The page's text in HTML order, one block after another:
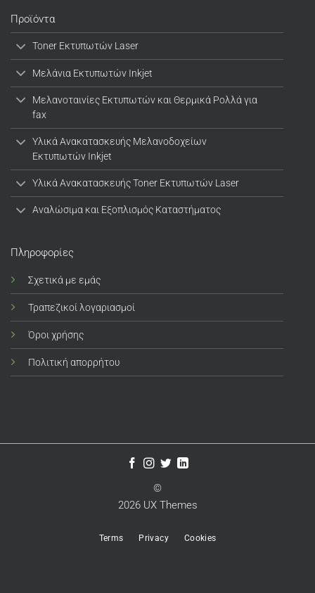
Προϊόντα
Toner Εκτυπωτών Laser
Μελάνια Εκτυπωτών Inkjet
Μελανοταινίες Εκτυπωτών και Θερμικά Ρολλά για
fax
Υλικά Ανακατασκευής Μελανοδοχείων
Εκτυπωτών Inkjet
Υλικά Ανακατασκευής Toner Εκτυπωτών Laser
Αναλώσιμα και Εξοπλισμός Καταστήματος
Πληροφορίες
Σχετικά με εμάς
Τραπεζικοί λογαριασμοί
Όροι χρήσης
Πολιτική απορρήτου
©
2026 UX Themes
Terms Privacy Cookies